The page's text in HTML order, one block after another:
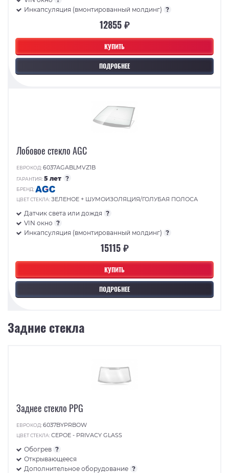
КУПИТЬ
ПОДРОБНЕЕ
Инкапсуляция (вмонтированный молдинг) ?
12855 ₽
КУПИТЬ
ПОДРОБНЕЕ
Лобовое стекло AGC
ЕВРОКОД:6037AGABLMVZ1B
ГАРАНТИЯ:5 лет ?
БРЕНД:
ЦВЕТ СТЕКЛА:ЗЕЛЕНОЕ + ШУМОИЗОЛЯЦИЯ/ГОЛУБАЯ ПОЛОСА
Датчик света или дождя ?
VIN окно ?
Инкапсуляция (вмонтированный молдинг) ?
15115 ₽
Задние стекла
Заднее стекло PPG
ЕВРОКОД:6037BYPRBOW
ЦВЕТ СТЕКЛА:СЕРОЕ - PRIVACY GLASS
Обогрев ?
Открывающееся
Дополнительное оборудование ?